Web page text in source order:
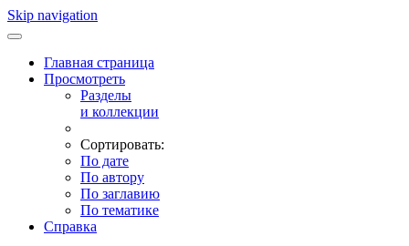
Skip navigation
Главная страница
Просмотреть
Разделы
и коллекции
Сортировать:
По дате
По автору
По заглавию
По тематике
Справка